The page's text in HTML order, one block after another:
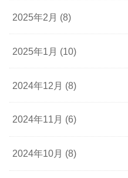
2025年2月 (8)
2025年1月 (10)
2024年12月 (8)
2024年11月 (6)
2024年10月 (8)